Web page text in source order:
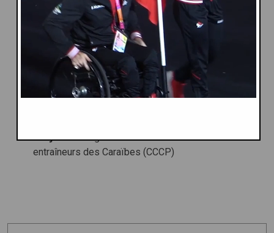
Judo Canada
Projects:Programme de certification des
entraîneurs des Caraïbes (CCCP)